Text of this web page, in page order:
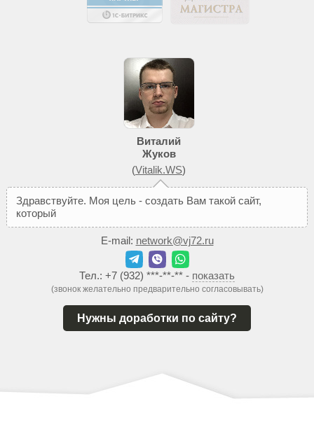
Виталий
Жуков
(Vitalik.WS)
Здравствуйте. Моя цель - создать Вам такой сайт,
который
E-mail: network@vj72.ru
Тел.: +7 (932) ***-**-** - показать
(звонок желательно предварительно согласовывать)
Нужны доработки по сайту?